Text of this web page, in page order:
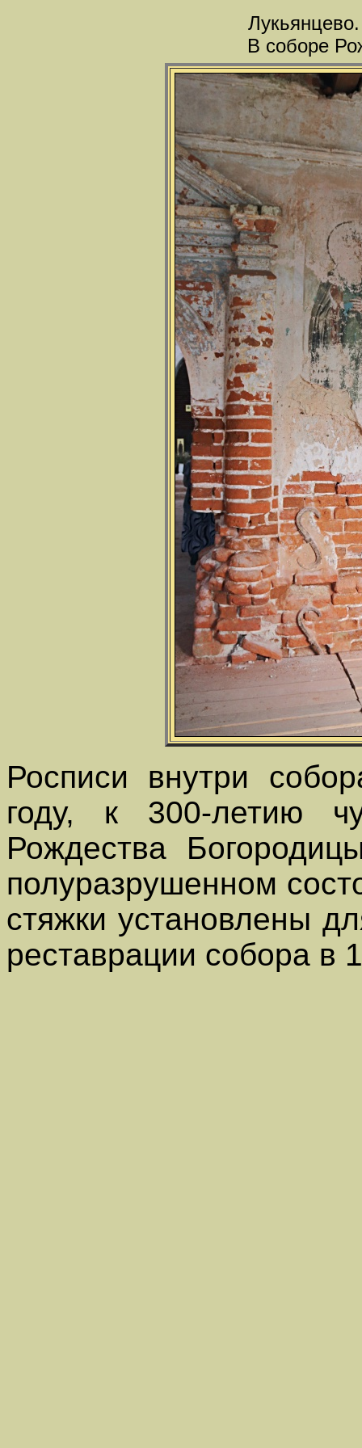
В соборе
Росписи внутри
году, к 300-летию
Рождества
полуразрушенном
стяжки установлены
реставрации собора в